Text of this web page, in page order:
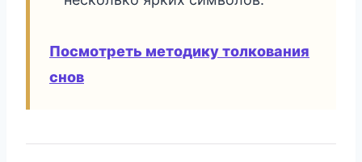
Посмотреть методику толкования
снов